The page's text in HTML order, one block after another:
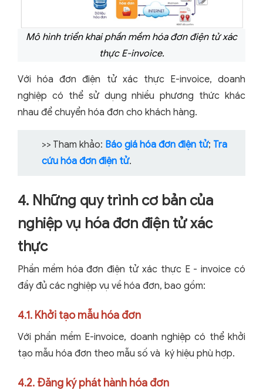
Mô hình triển khai phần mềm hóa đơn điện tử xác
thực E-invoice.
Với hóa đơn điện tử xác thực E-invoice, doanh
nghiệp có thể sử dụng nhiều phương thức khác
nhau để chuyển hóa đơn cho khách hàng.
>> Tham khảo: Báo giá hóa đơn điện tử; Tra
cứu hóa đơn điện tử.
4. Những quy trình cơ bản của
nghiệp vụ hóa đơn điện tử xác
thực
Phần mềm hóa đơn điện tử xác thực E - invoice có
đầy đủ các nghiệp vụ về hóa đơn, bao gồm:
4.1. Khởi tạo mẫu hóa đơn
Với phần mềm E-invoice, doanh nghiệp có thể khởi
tạo mẫu hóa đơn theo mẫu số và ký hiệu phù hợp.
4.2. Đăng ký phát hành hóa đơn